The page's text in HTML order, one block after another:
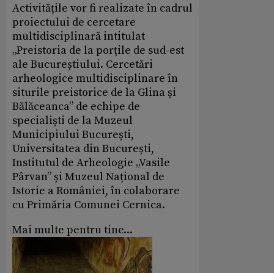
Activitățile vor fi realizate în cadrul
proiectului de cercetare
multidisciplinară intitulat
„Preistoria de la porțile de sud-est
ale Bucureștiului. Cercetări
arheologice multidisciplinare în
siturile preistorice de la Glina și
Bălăceanca” de echipe de
specialiști de la Muzeul
Municipiului București,
Universitatea din București,
Institutul de Arheologie „Vasile
Pârvan” și Muzeul Național de
Istorie a României, în colaborare
cu Primăria Comunei Cernica.
Mai multe pentru tine...